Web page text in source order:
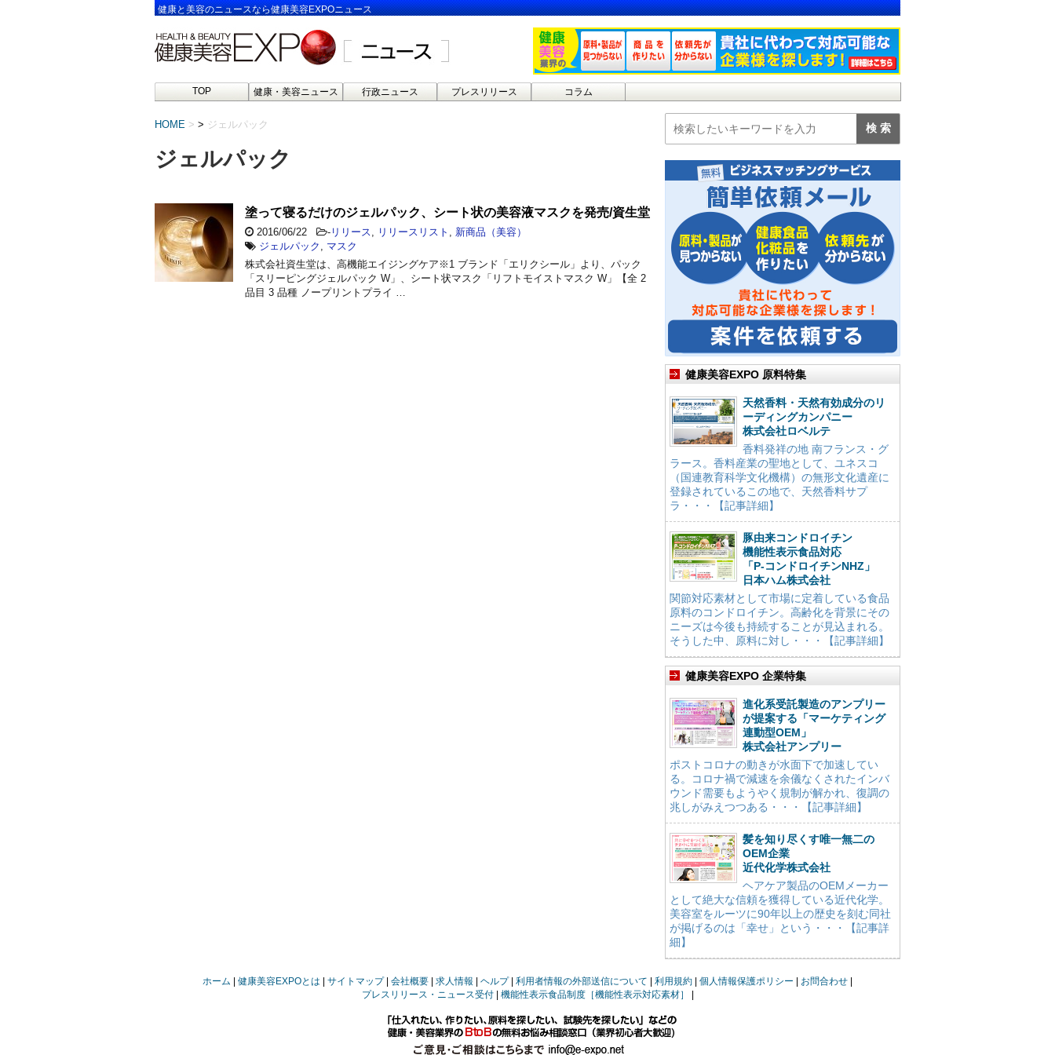
健康と美容のニュースなら健康美容EXPOニュース
TOP 健康・美容ニュース 行政ニュース プレスリリース コラム
HOME > ジェルパック
ジェルパック
塗って寝るだけのジェルパック、シート状の美容液マスクを発売/資生堂
2016/06/22 - リリース リリースリスト
新商品（美容）
ジェルパック
マスク
株式会社資生堂は、高機能エイジングケア※1 ブランド「エリクシール」より、パック
「スリーピングジェルパック W」、シート状マスク「リフトモイストマスク W」【全 2
品目 3 品種 ノープリントプライ …
健康美容EXPO 原料特集
天然香料・天然有効成分のリ
ーディングカンパニー
株式会社ロベルテ
香料発祥の地 南フランス・グ
ラース。香料産業の聖地として、ユネスコ
（国連教育科学文化機構）の無形文化遺産に
登録されているこの地で、天然香料サプ
ラ・・・【記事詳細】
豚由来コンドロイチン
機能性表示食品対応
「P-コンドロイチンNHZ」
日本ハム株式会社
関節対応素材として市場に定着している食品
原料のコンドロイチン。高齢化を背景にその
ニーズは今後も持続することが見込まれる。
そうした中、原料に対し・・・【記事詳細】
健康美容EXPO 企業特集
進化系受託製造のアンプリー
が提案する「マーケティング
連動型OEM」
株式会社アンプリー
ポストコロナの動きが水面下で加速してい
る。コロナ禍で減速を余儀なくされたインバ
ウンド需要もようやく規制が解かれ、復調の
兆しがみえつつある・・・【記事詳細】
髪を知り尽くす唯一無二の
OEM企業
近代化学株式会社
ヘアケア製品のOEMメーカー
として絶大な信頼を獲得している近代化学。
美容室をルーツに90年以上の歴史を刻む同社
が掲げるのは「幸せ」という・・・【記事詳
細】
ホーム 健康美容EXPOとは サイトマップ 会社概要 求人情報 ヘルプ 利用者情報の外部送信について 利用規約 個人情報保護ポリシー
お問合わせ
プレスリリース・ニュース受付
機能性表示食品制度［機能性表示対応素材］